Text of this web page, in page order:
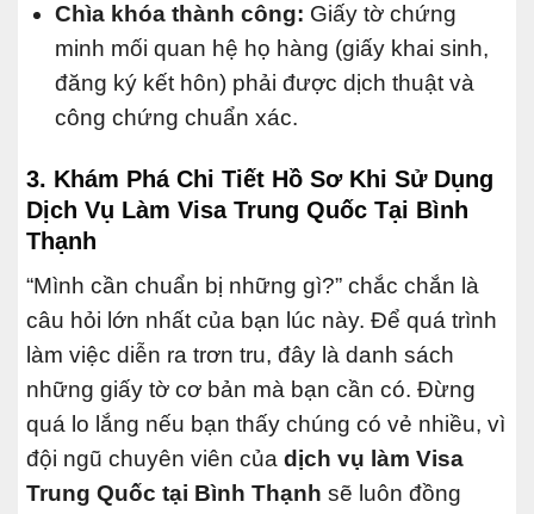
Chìa khóa thành công: Giấy tờ chứng
minh mối quan hệ họ hàng (giấy khai sinh,
đăng ký kết hôn) phải được dịch thuật và
công chứng chuẩn xác.
3. Khám Phá Chi Tiết Hồ Sơ Khi Sử Dụng
Dịch Vụ Làm Visa Trung Quốc Tại Bình
Thạnh
“Mình cần chuẩn bị những gì?” chắc chắn là
câu hỏi lớn nhất của bạn lúc này. Để quá trình
làm việc diễn ra trơn tru, đây là danh sách
những giấy tờ cơ bản mà bạn cần có. Đừng
quá lo lắng nếu bạn thấy chúng có vẻ nhiều, vì
đội ngũ chuyên viên của dịch vụ làm Visa
Trung Quốc tại Bình Thạnh sẽ luôn đồng